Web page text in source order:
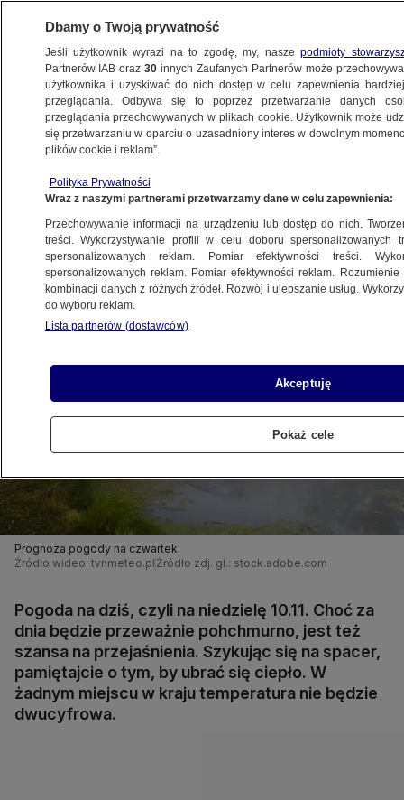
METEO
NAJNOWSZE
się ciepło, bo temperatura nie rozpieści
10.11.2024, 02:00
Udostępnij
Prognoza pogody na czwartek
Źródło wideo: tvnmeteo.pl Źródło zdj. gł.: stock.adobe.com
Pogoda na dziś, czyli na niedzielę 10.11. Choć za
dnia będzie przeważnie pohchmurno, jest też
szansa na przejaśnienia. Szykując się na spacer,
pamiętajcie o tym, by ubrać się ciepło. W
żadnym miejscu w kraju temperatura nie będzie
dwucyfrowa.
Dbamy o Twoją prywatność
Jeśli użytkownik wyrazi na to zgodę, my, naszepodmioty
Partnerów IAB oraz30 innych Zaufanych Partnerów może
użytkownika i uzyskiwać do nich dostęp w celu zapewnienia
przeglądania. Odbywa się to poprzez przetwarzanie danych
przeglądania przechowywanych w plikach cookie. Użytkownik może
się przetwarzaniu w oparciu o uzasadniony interes w dowolnym
plików cookie i reklam”.
Polityka Prywatności
Wraz z naszymi partnerami przetwarzamy dane w celu zapewnienia:
Przechowywanie informacji na urządzeniu lub dostęp do nich.
treści. Wykorzystywanie profili w celu doboru spersonalizowanych
spersonalizowanych reklam. Pomiar efektywności treści.
spersonalizowanych reklam. Pomiar efektywności reklam.
kombinacji danych z różnych źródeł. Rozwój i ulepszanie usług.
do wyboru reklam.
Lista partnerów (dostawców)
Akceptuję
Pokaż cele